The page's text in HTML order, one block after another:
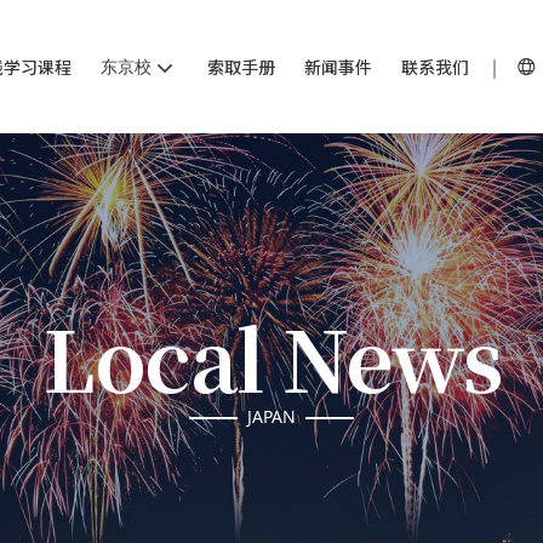
习课程 东京校 索取手册 新闻事件 联系我们
Local News
JAPAN